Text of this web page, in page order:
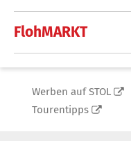
FlohMARKT
Werben auf STOL
Tourentipps